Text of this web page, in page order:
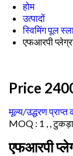
होम
उत्पादों
स्विमिंग पूल
एफआरपी
Price
मूल्य/उद्धरण प्राप्त
MOQ : 1 , , टुकड़ा
एफआरपी